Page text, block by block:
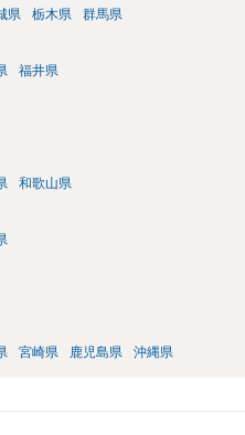
県 栃木県 群馬県
福井県
和歌山県
宮崎県 鹿児島県 沖縄県